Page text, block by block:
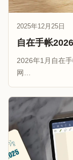
2025年12月25日
自在手帐
2026年1月自在
网…